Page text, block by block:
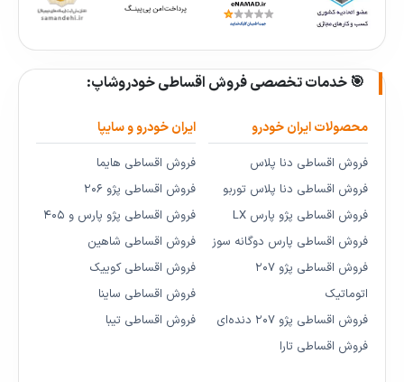
🎯 خدمات تخصصی فروش اقساطی خودروشاپ:
محصولات ایران خودرو
فروش اقساطی دنا پلاس
فروش اقساطی دنا پلاس توربو
فروش اقساطی پژو پارس LX
فروش اقساطی پارس دوگانه سوز
فروش اقساطی پژو ۲۰۷
اتوماتیک
فروش اقساطی پژو ۲۰۷ دنده‌ای
فروش اقساطی تارا
ایران خودرو و سایپا
فروش اقساطی هایما
فروش اقساطی پژو ۲۰۶
فروش اقساطی پژو پارس و ۴۰۵
فروش اقساطی شاهین
فروش اقساطی کوییک
فروش اقساطی ساینا
فروش اقساطی تیبا